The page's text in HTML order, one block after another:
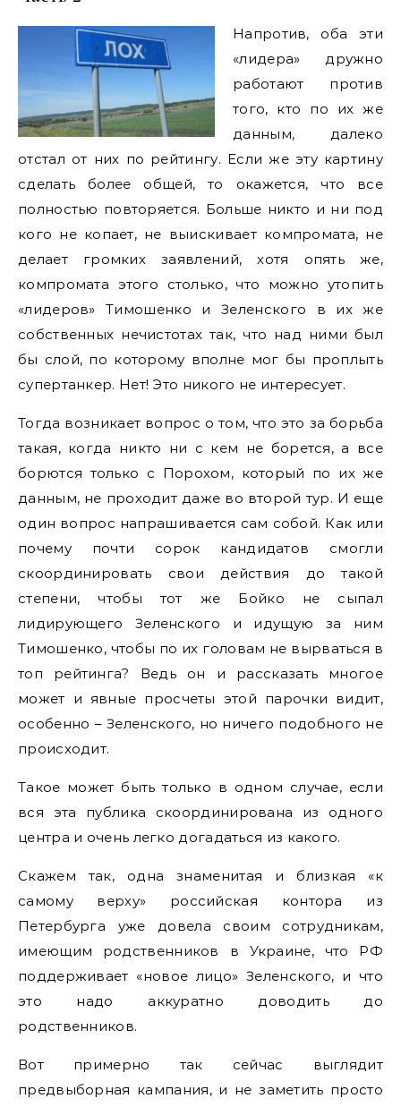
Напротив, оба эти
«лидера» дружно
работают против
того, кто по их же
данным, далеко
отстал от них по рейтингу. Если же эту картину
сделать более общей, то окажется, что все
полностью повторяется. Больше никто и ни под
кого не копает, не выискивает компромата, не
делает громких заявлений, хотя опять же,
компромата этого столько, что можно утопить
«лидеров» Тимошенко и Зеленского в их же
собственных нечистотах так, что над ними был
бы слой, по которому вполне мог бы проплыть
супертанкер. Нет! Это никого не интересует.
Тогда возникает вопрос о том, что это за борьба
такая, когда никто ни с кем не борется, а все
борются только с Порохом, который по их же
данным, не проходит даже во второй тур. И еще
один вопрос напрашивается сам собой. Как или
почему почти сорок кандидатов смогли
скоординировать свои действия до такой
степени, чтобы тот же Бойко не сыпал
лидирующего Зеленского и идущую за ним
Тимошенко, чтобы по их головам не вырваться в
топ рейтинга? Ведь он и рассказать многое
может и явные просчеты этой парочки видит,
особенно – Зеленского, но ничего подобного не
происходит.
Такое может быть только в одном случае, если
вся эта публика скоординирована из одного
центра и очень легко догадаться из какого.
Скажем так, одна знаменитая и близкая «к
самому верху» российская контора из
Петербурга уже довела своим сотрудникам,
имеющим родственников в Украине, что РФ
поддерживает «новое лицо» Зеленского, и что
это надо аккуратно доводить до
родственников.
Вот примерно так сейчас выглядит
предвыборная кампания, и не заметить просто